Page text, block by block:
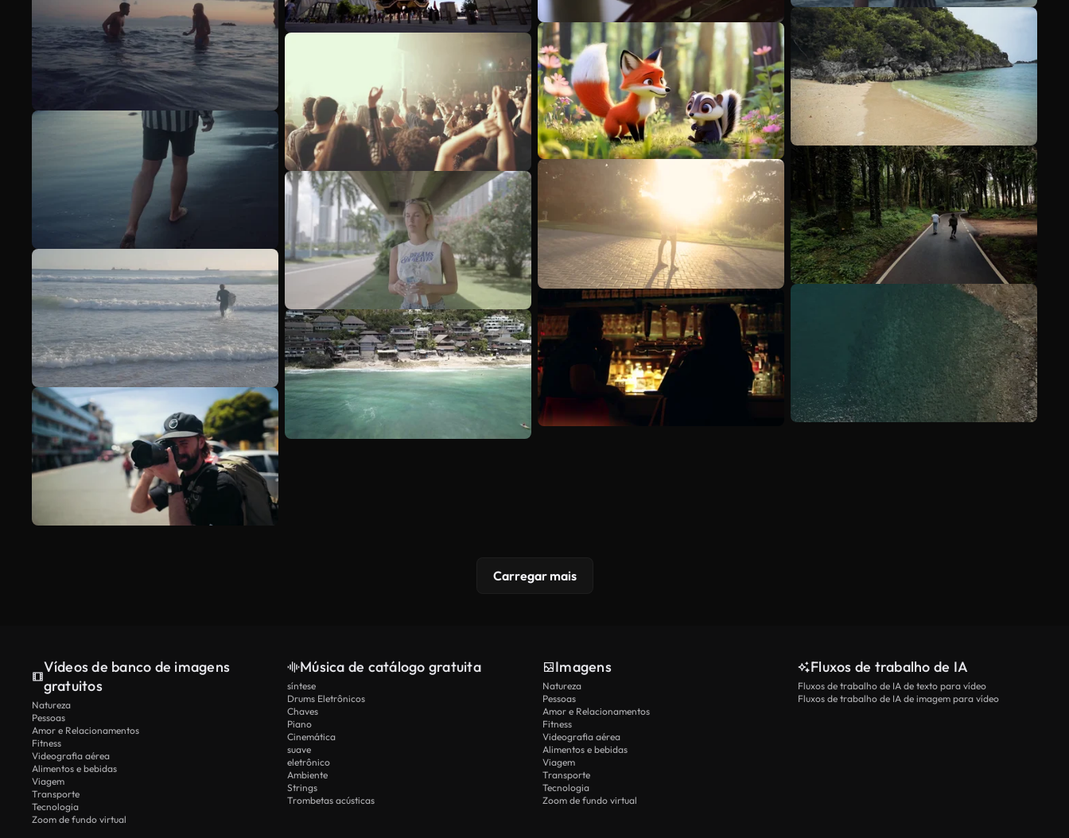
Carregar mais
Vídeos de banco de imagens
gratuitos
Natureza
Pessoas
Amor e Relacionamentos
Fitness
Videografia aérea
Alimentos e bebidas
Viagem
Transporte
Tecnologia
Zoom de fundo virtual
Música de catálogo gratuita
síntese
Drums Eletrônicos
Chaves
Piano
Cinemática
suave
eletrônico
Ambiente
Strings
Trombetas acústicas
Imagens
Natureza
Pessoas
Amor e Relacionamentos
Fitness
Videografia aérea
Alimentos e bebidas
Viagem
Transporte
Tecnologia
Zoom de fundo virtual
Fluxos de trabalho de IA
Fluxos de trabalho de IA de texto para vídeo
Fluxos de trabalho de IA de imagem para vídeo